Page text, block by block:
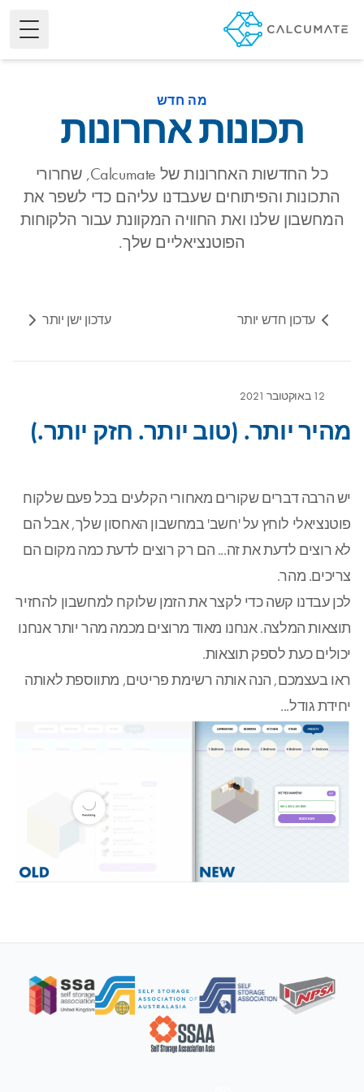
Menu
מה חדש
תכונות אחרונות
כל החדשות האחרונות של Calcumate, שחרורי
התכונות והפיתוחים שעבדנו עליהם כדי לשפר את
המחשבון שלנו ואת החוויה המקוונת עבור הלקוחות
הפוטנציאליים שלך.
עדכון חדש יותר עדכון ישן יותר
12 באוקטובר 2021
מהיר יותר. (טוב יותר. חזק יותר.)
יש הרבה דברים שקורים מאחורי הקלעים בכל פעם שלקוח
פוטנציאלי לוחץ על 'חשב' במחשבון האחסון שלך, אבל הם
לא רוצים לדעת את זה... הם רק רוצים לדעת כמה מקום הם
צריכים. מהר.
לכן עבדנו קשה כדי לקצר את הזמן שלוקח למחשבון להחזיר
תוצאות המלצה. אנחנו מאוד מרוצים מכמה מהר יותר אנחנו
יכולים כעת לספק תוצאות.
ראו בעצמכם, הנה אותה רשימת פריטים, מתווספת לאותה
יחידת גודל...